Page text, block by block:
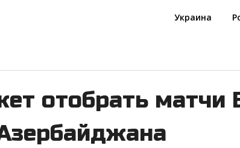
Украина
отобрать матчи